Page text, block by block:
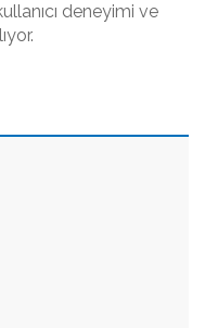
deneyimi ve